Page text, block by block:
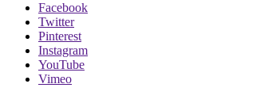
Facebook
Twitter
Pinterest
Instagram
YouTube
Vimeo